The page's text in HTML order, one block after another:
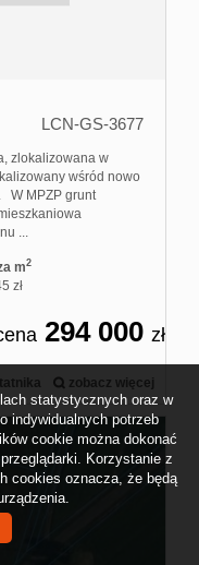
LCN-GS-3677
zlokalizowana w
wśród nowo
W MPZP grunt
...
m2
zł
294 000 zł
zobacz więcej
statystycznych oraz w
indywidualnych potrzeb
cookie można dokonać
Korzystanie z
cookies oznacza, że będą